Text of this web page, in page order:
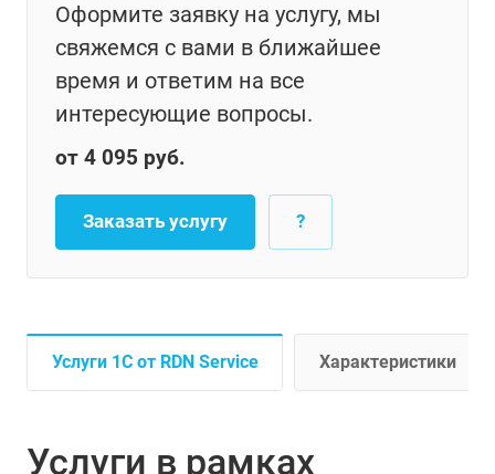
Оформите заявку на услугу, мы
свяжемся с вами в ближайшее
время и ответим на все
интересующие вопросы.
от 4 095 руб.
Заказать услугу ?
Услуги 1С от RDN Service Характеристики
Услуги в рамках